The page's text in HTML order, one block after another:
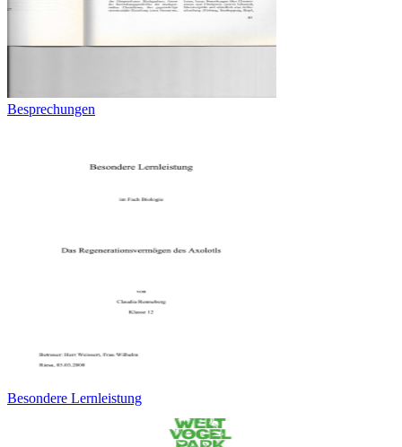
Besprechungen
Besondere Lernleistung